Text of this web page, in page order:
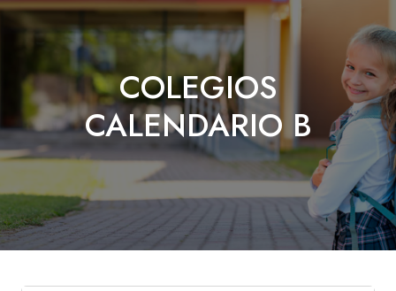
COLEGIOS
CALENDARIO B